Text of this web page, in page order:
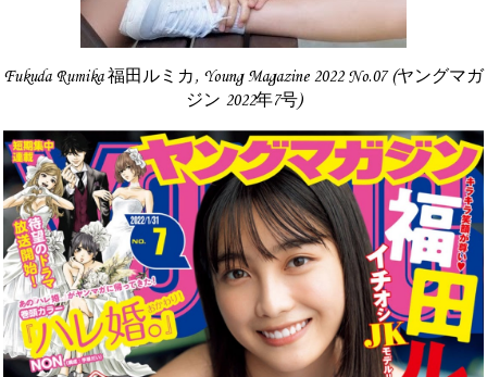
Fukuda Rumika 福田ルミカ, Young Magazine 2022 No.07 (ヤングマガ
ジン 2022年7号)